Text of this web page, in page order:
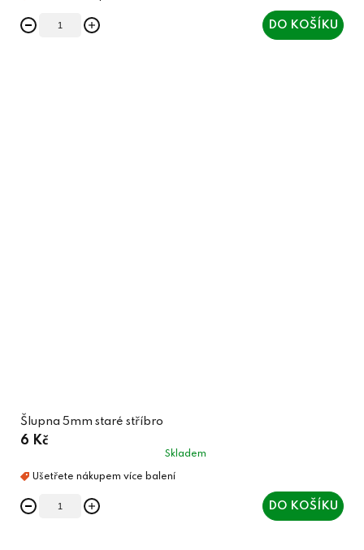
DO KOŠÍKU
Šlupna 5mm staré stříbro
6 Kč
Skladem
DO KOŠÍKU